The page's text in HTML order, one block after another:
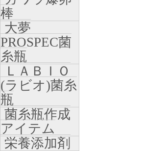
棒
大夢
PROSPEC菌
糸瓶
ＬＡＢＩＯ
(ラビオ)菌糸
瓶
菌糸瓶作成
アイテム
栄養添加剤